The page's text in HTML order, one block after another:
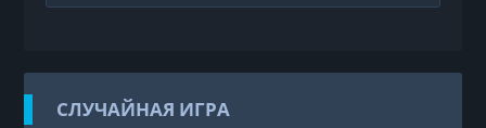
СЛУЧАЙНАЯ ИГРА